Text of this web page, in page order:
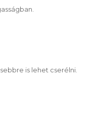
is lehet cserélni.